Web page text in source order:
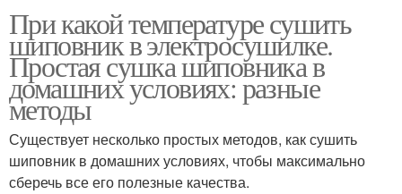
При какой температуре сушить
шиповник в электросушилке.
Простая сушка шиповника в
домашних условиях: разные
методы
Существует несколько простых методов, как сушить
шиповник в домашних условиях, чтобы максимально
сберечь все его полезные качества.